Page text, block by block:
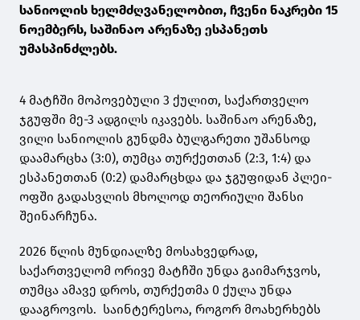
სანიოლის ხელმძღვანელობით, ჩვენი ნაკრები 15
ნოემბერს, საშინაო არენაზე ესპანეთს
უმასპინძლებს.
4 მატჩში მოპოვებული 3 ქულით, საქართველო
ჯგუფში მე-3 ადგილს იკავებს. საშინაო არენაზე,
ვილი სანიოლის გუნდმა ბულგარეთი უშანსოდ
დაამარცხა (3:0), თუმცა თურქეთთან (2:3, 1:4) და
ესპანეთთან (0:2) დამარცხდა და ჯგუფიდან პლეი-
ოფში გადასვლის მხოლოდ თეორიული შანსი
შეინარჩუნა.
2026 წლის მუნდიალზე მოსახვედრად,
საქართველომ ორივე მატჩში უნდა გაიმარჯვოს,
თუმცა ამავე დროს, თურქეთმა 0 ქულა უნდა
დააგროვოს. საინტერესოა, როგორ მოახერხებს